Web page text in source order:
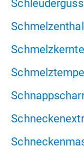
Schleuderguss